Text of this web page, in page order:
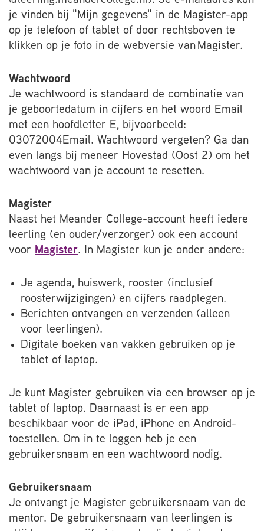
je vinden bij "Mijn gegevens" in de Magister-app
op je telefoon of tablet of door rechtsboven te
klikken op je foto in de webversie van Magister.
Wachtwoord
Je wachtwoord is standaard de combinatie van
je geboortedatum in cijfers en het woord Email
met een hoofdletter E, bijvoorbeeld:
03072004Email. Wachtwoord vergeten? Ga dan
even langs bij meneer Hovestad (Oost 2) om het
wachtwoord van je account te resetten.
Magister
Naast het Meander College-account heeft iedere
leerling (en ouder/verzorger) ook een account
voor Magister. In Magister kun je onder andere:
Je agenda, huiswerk, rooster (inclusief
roosterwijzigingen) en cijfers raadplegen.
Berichten ontvangen en verzenden (alleen
voor leerlingen).
Digitale boeken van vakken gebruiken op je
tablet of laptop.
Je kunt Magister gebruiken via een browser op je
tablet of laptop. Daarnaast is er een app
beschikbaar voor de iPad, iPhone en Android-
toestellen. Om in te loggen heb je een
gebruikersnaam en een wachtwoord nodig.
Gebruikersnaam
Je ontvangt je Magister gebruikersnaam van de
mentor. De gebruikersnaam van leerlingen is